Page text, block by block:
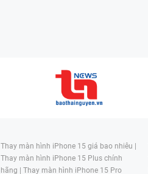
Thay màn hình iPhone 15 giá bao nhiêu |
Thay màn hình iPhone 15 Plus chính
hãng | Thay màn hình iPhone 15 Pro